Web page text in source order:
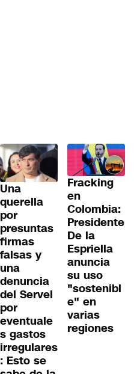
Una
querella
por
presuntas
firmas
falsas y
una
denuncia
del Servel
por
eventuale
s gastos
irregulares
: Esto se
Fracking
en
Colombia:
Presidente
De la
Espriella
anuncia
su uso
"sostenibl
e" en
varias
regiones